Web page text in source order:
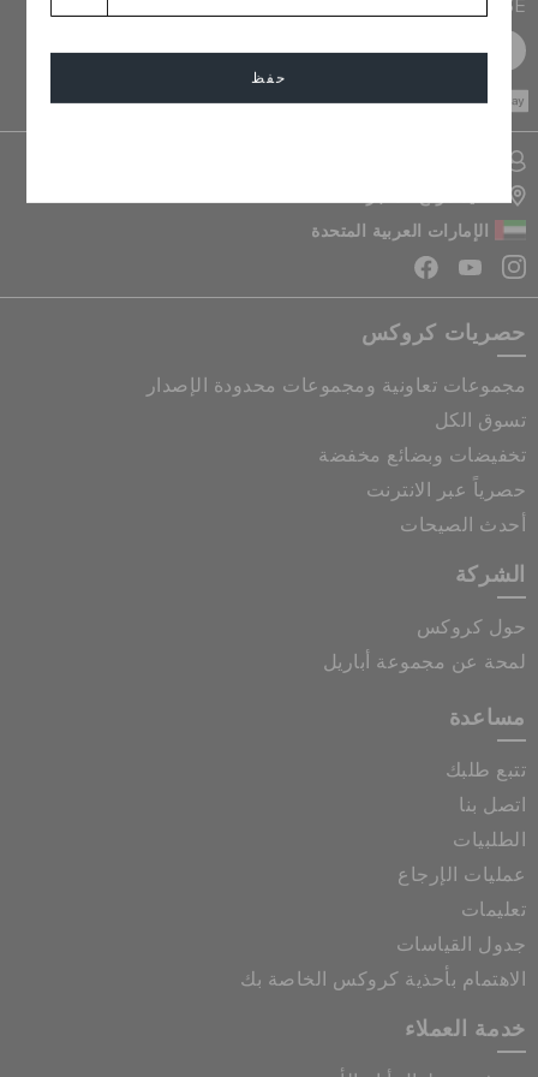
حفظ
PURCHASE
سجل مجانا
DELIVERY
الإمارات العربية المتحدة
حصريات كروكس
مجموعات تعاونية ومجموعات محدودة الإصدار
تسوق الكل
تخفيضات وبضائع مخفضة
حصرياً عبر الانترنت
أحدث الصيحات
الشركة
حول كروكس
لمحة عن مجموعة أباريل
مساعدة
تتبع طلبك
اتصل بنا
الطلبيات
عمليات الإرجاع
تعليمات
جدول القياسات
الاهتمام بأحذية كروكس الخاصة بك
خدمة العملاء